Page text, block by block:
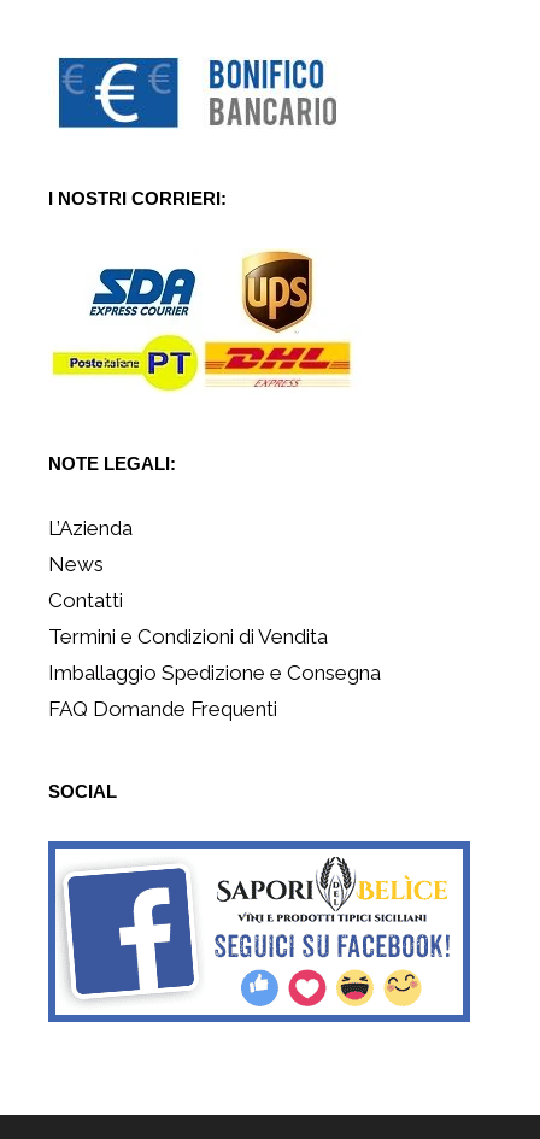
I NOSTRI CORRIERI:
NOTE LEGALI:
L’Azienda
News
Contatti
Termini e Condizioni di Vendita
Imballaggio Spedizione e Consegna
FAQ Domande Frequenti
SOCIAL